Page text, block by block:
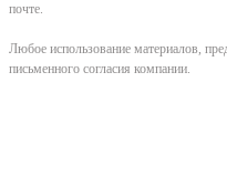
почте.
Любое использование материалов,
письменного согласия компании.